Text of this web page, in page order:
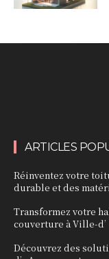
ARTICLES
Réinventez votre
durable et des
Transformez votre
couverture à Ville-
Découvrez des